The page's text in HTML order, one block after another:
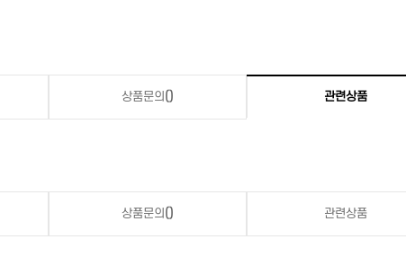
상품문의 () 관련상품
상품문의 () 관련상품